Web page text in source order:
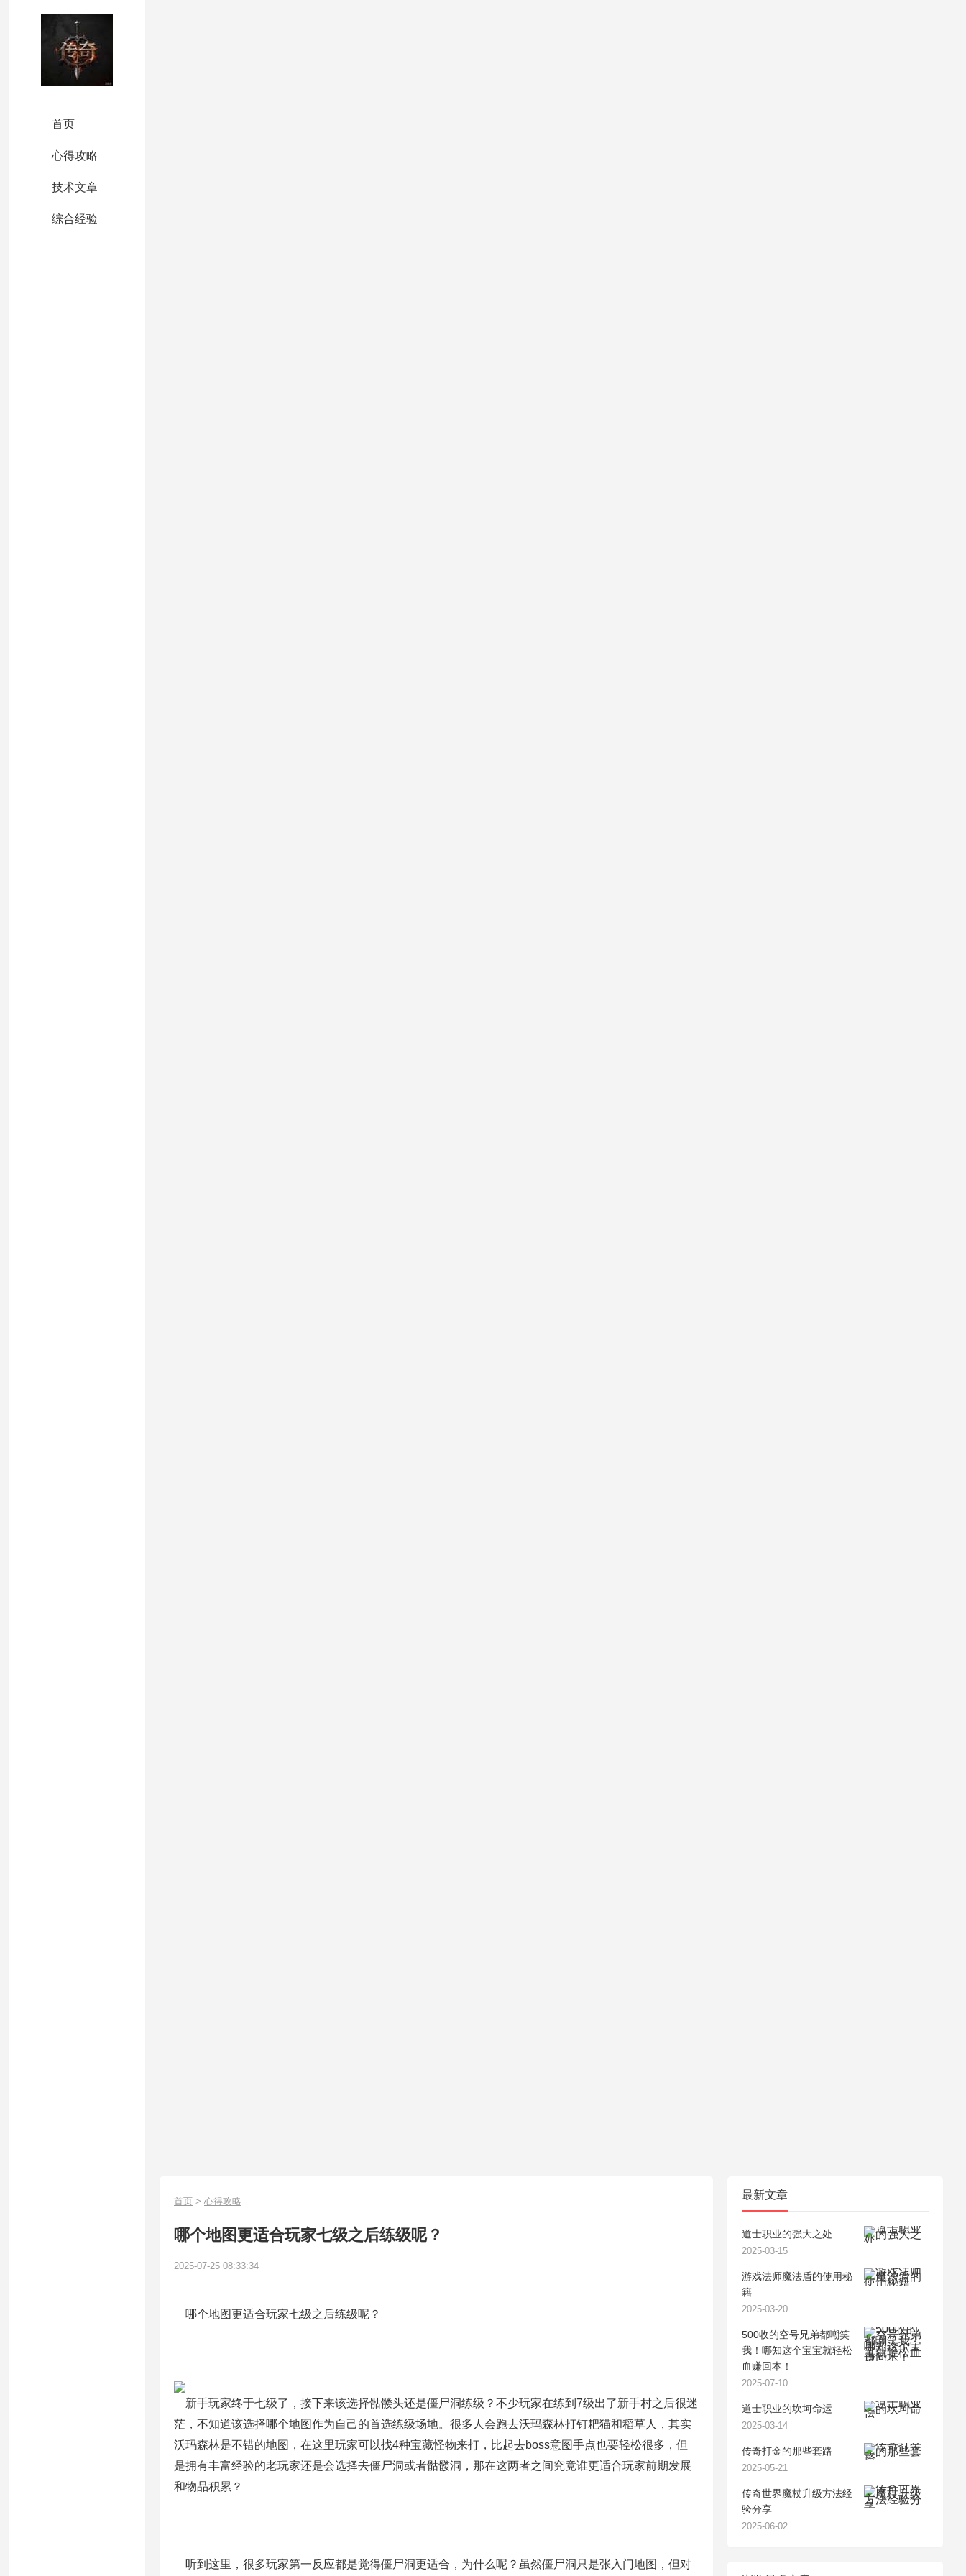
首页
心得攻略
技术文章
综合经验
首页 > 心得攻略
哪个地图更适合玩家七级之后练级呢？
2025-07-25 08:33:34
哪个地图更适合玩家七级之后练级呢？
新手玩家终于七级了，接下来该选择骷髅头还是僵尸洞练级？不少玩家在练到7级出了新手村之后很迷
茫，不知道该选择哪个地图作为自己的首选练级场地。很多人会跑去沃玛森林打钉耙猫和稻草人，其实
沃玛森林是不错的地图，在这里玩家可以找4种宝藏怪物来打，比起去boss意图手点也要轻松很多，但
是拥有丰富经验的老玩家还是会选择去僵尸洞或者骷髅洞，那在这两者之间究竟谁更适合玩家前期发展
和物品积累？
听到这里，很多玩家第一反应都是觉得僵尸洞更适合，为什么呢？虽然僵尸洞只是张入门地图，但对
最新文章
道士职业的强大之处
2025-03-15
游戏法师魔法盾的使用秘
籍
2025-03-20
500收的空号兄弟都嘲笑
我！哪知这个宝宝就轻松
血赚回本！
2025-07-10
道士职业的坎坷命运
2025-03-14
传奇打金的那些套路
2025-05-21
传奇世界魔杖升级方法经
验分享
2025-06-02